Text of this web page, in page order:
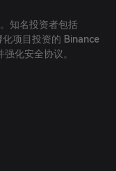
知名投资者包括
项目投资的 Binance
化安全协议。